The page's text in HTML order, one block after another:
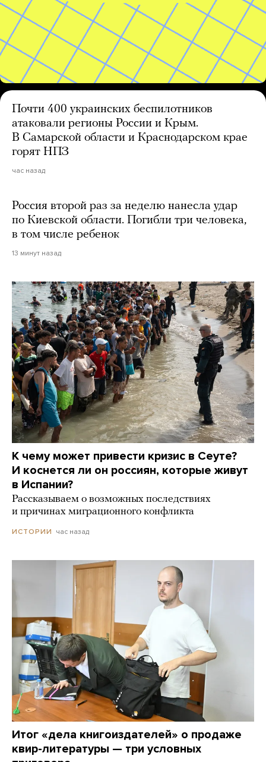
Почти 400 украинских беспилотников
атаковали регионы России и Крым.
В Самарской области и Краснодарском крае
горят НПЗ
час назад
Россия второй раз за неделю нанесла удар
по Киевской области. Погибли три человека,
в том числе ребенок
13 минут назад
К чему может привести кризис в Сеуте?
И коснется ли он россиян, которые живут
в Испании?
Рассказываем о возможных последствиях
и причинах миграционного конфликта
ИСТОРИИ час назад
Итог «дела книгоиздателей» о продаже
квир-литературы — три условных